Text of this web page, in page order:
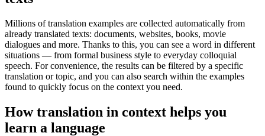
Millions of translation examples are collected automatically from
already translated texts: documents, websites, books, movie
dialogues and more. Thanks to this, you can see a word in different
situations — from formal business style to everyday colloquial
speech. For convenience, the results can be filtered by a specific
translation or topic, and you can also search within the examples
found to quickly focus on the context you need.
How translation in context helps you
learn a language